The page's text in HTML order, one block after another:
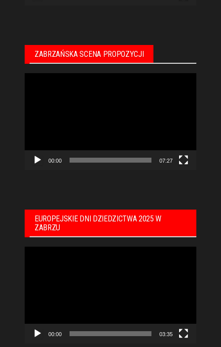
ZABRZAŃSKA SCENA PROPOZYCJI
00:00 07:27
EUROPEJSKIE DNI DZIEDZICTWA 2025 W
ZABRZU
00:00 03:35